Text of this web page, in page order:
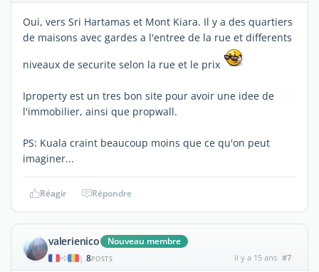
Oui, vers Sri Hartamas et Mont Kiara. Il y a des quartiers
de maisons avec gardes a l'entree de la rue et differents
niveaux de securite selon la rue et le prix
Iproperty est un tres bon site pour avoir une idee de
l'immobilier, ainsi que propwall.
PS: Kuala craint beaucoup moins que ce qu'on peut
imaginer...
Réagir Répondre
valerienico Nouveau membre
| 8POSTS il y a 15 ans #7